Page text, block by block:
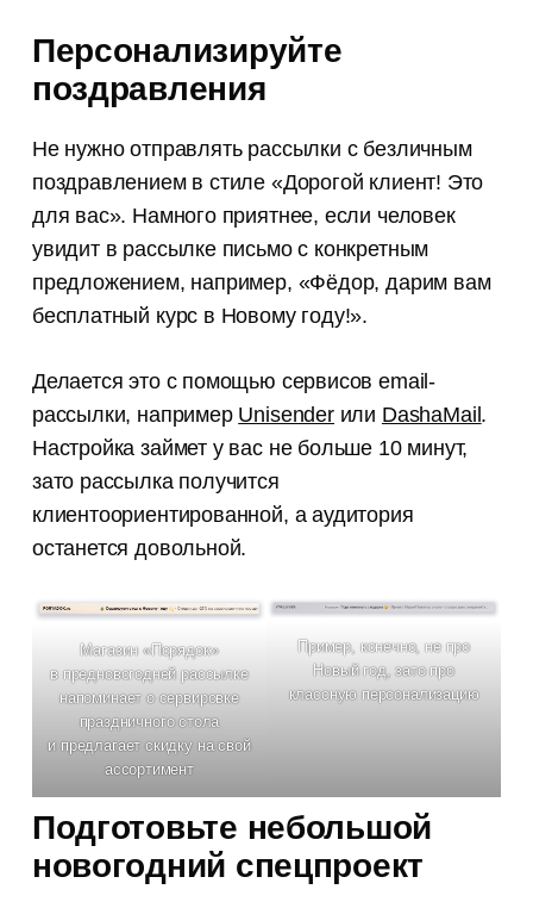
Персонализируйте
поздравления
Не нужно отправлять рассылки с безличным
поздравлением в стиле «Дорогой клиент! Это
для вас». Намного приятнее, если человек
увидит в рассылке письмо с конкретным
предложением, например, «Фёдор, дарим вам
бесплатный курс в Новому году!».
Делается это с помощью сервисов email-
рассылки, например Unisenderили DashaMail .
Настройка займет у вас не больше 10 минут,
зато рассылка получится
клиентоориентированной, а аудитория
останется довольной.
Магазин «Порядок»
в предновогодней рассылке
напоминает о сервировке
праздничного стола
и предлагает скидку на свой
ассортимент
Пример, конечно, не про
Новый год, зато про
классную персонализацию
Подготовьте небольшой
новогодний спецпроект